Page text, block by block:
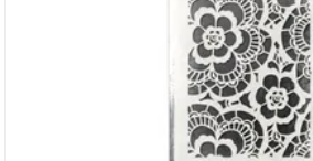
Tegneutstyr, penner & tusjer